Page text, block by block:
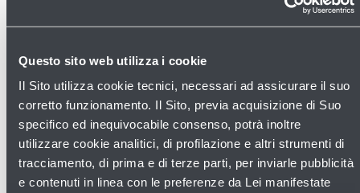
Questo sito web utilizza i cookie
Il Sito utilizza cookie tecnici, necessari ad assicurare il suo
corretto funzionamento. Il Sito, previa acquisizione di Suo
specifico ed inequivocabile consenso, potrà inoltre
utilizzare cookie analitici, di profilazione e altri strumenti di
tracciamento, di prima e di terze parti, per inviarle pubblicità
e contenuti in linea con le preferenze da Lei manifestate
impulso a proseguire insieme su nuovi progetti in
tema di decarbonizzazione. La partnership con Tper è
infatti in linea con gli impegni assunti nell’accordo “Net
Zero 2050” che abbiamo sottoscritto insieme ad altri
200 aeroporti europei per diventare un aeroporto “a
impatto zero” entro il 2050 e con la recente
“Dichiarazione di Tolosa”, in cui abbiamo confermato il
nostro impegno nel processo di decarbonizzazione